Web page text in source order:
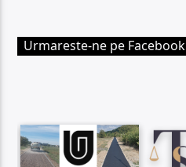
Urmareste-ne pe Facebook